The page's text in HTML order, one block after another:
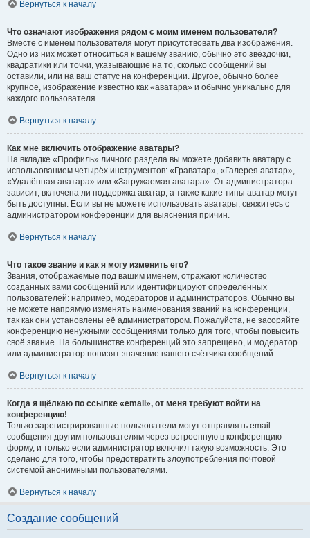
Вернуться к началу
Что означают изображения рядом с моим именем пользователя?
Вместе с именем пользователя могут присутствовать два изображения.
Одно из них может относиться к вашему званию, обычно это звёздочки,
квадратики или точки, указывающие на то, сколько сообщений вы
оставили, или на ваш статус на конференции. Другое, обычно более
крупное, изображение известно как «аватара» и обычно уникально для
каждого пользователя.
Вернуться к началу
Как мне включить отображение аватары?
На вкладке «Профиль» личного раздела вы можете добавить аватару с
использованием четырёх инструментов: «Граватар», «Галерея аватар»,
«Удалённая аватара» или «Загружаемая аватара». От администратора
зависит, включена ли поддержка аватар, а также какие типы аватар могут
быть доступны. Если вы не можете использовать аватары, свяжитесь с
администратором конференции для выяснения причин.
Вернуться к началу
Что такое звание и как я могу изменить его?
Звания, отображаемые под вашим именем, отражают количество
созданных вами сообщений или идентифицируют определённых
пользователей: например, модераторов и администраторов. Обычно вы
не можете напрямую изменять наименования званий на конференции,
так как они установлены её администратором. Пожалуйста, не засоряйте
конференцию ненужными сообщениями только для того, чтобы повысить
своё звание. На большинстве конференций это запрещено, и модератор
или администратор понизят значение вашего счётчика сообщений.
Вернуться к началу
Когда я щёлкаю по ссылке «email», от меня требуют войти на
конференцию!
Только зарегистрированные пользователи могут отправлять email-
сообщения другим пользователям через встроенную в конференцию
форму, и только если администратор включил такую возможность. Это
сделано для того, чтобы предотвратить злоупотребления почтовой
системой анонимными пользователями.
Вернуться к началу
Создание сообщений